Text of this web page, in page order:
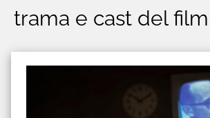
trama e cast del film